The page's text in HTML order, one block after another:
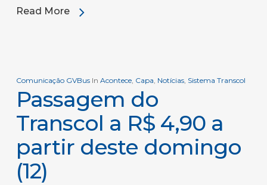
Read More
Comunicação GVBus In Acontece, Capa, Notícias, Sistema Transcol
Passagem do
Transcol a R$ 4,90 a
partir deste domingo
(12)